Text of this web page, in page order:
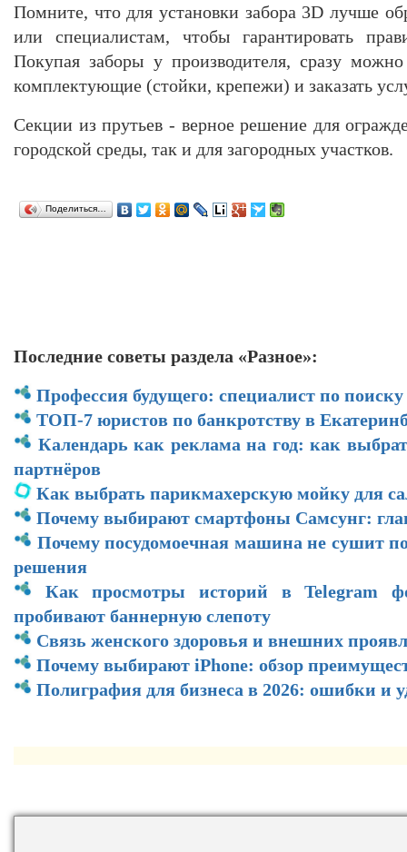
Помните, что для установки забора 3D лучше
или специалистам, чтобы гарантировать
Покупая заборы у производителя, сразу можно
комплектующие (стойки, крепежи) и заказать
Секции из прутьев - верное решение для
городской среды, так и для загородных участков.
Поделиться…
Последние советы раздела «Разное»:
Профессия будущего: специалист по
ТОП-7 юристов по банкротству в
Календарь как реклама на год: как
партнёров
Как выбрать парикмахерскую мойку для
Почему выбирают смартфоны Самсунг:
Почему посудомоечная машина не сушит
решения
Как просмотры историй в Telegram
пробивают баннерную слепоту
Связь женского здоровья и внешних
Почему выбирают iPhone: обзор
Полиграфия для бизнеса в 2026: ошибки и